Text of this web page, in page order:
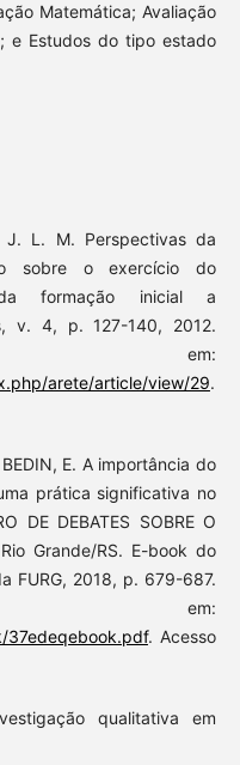
Matemática; Avaliação
e Estudos do tipo estado
J. L. M. Perspectivas da
sobre o exercício do
formação inicial a
v. 4, p. 127-140, 2012.
em:
arete/article/view/29.
E. A importância do
prática significativa no
DE DEBATES SOBRE O
Grande/RS. E-book do
FURG, 2018, p. 679-687.
em:
37edeqebook.pdf. Acesso
qualitativa em